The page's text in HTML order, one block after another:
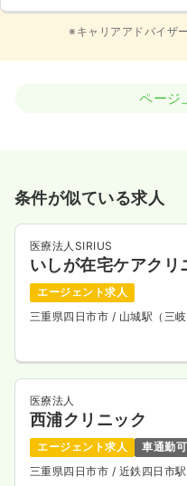
※キャリアアドバイザ
ページ
条件が似ている求人
医療法人SIRIUS
いしが在宅ケアクリ
エージェント求人
三重県四日市市 / 山城駅（三
医療法人
西浦クリニック
エージェント求人
車通勤可
三重県四日市市 / 近鉄四日市